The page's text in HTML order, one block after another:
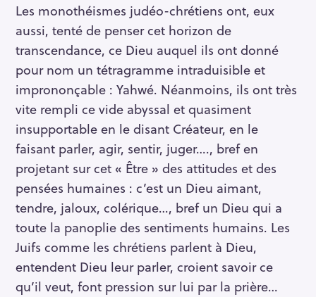
Les monothéismes judéo-chrétiens ont, eux
aussi, tenté de penser cet horizon de
transcendance, ce Dieu auquel ils ont donné
pour nom un tétragramme intraduisible et
imprononçable : Yahwé. Néanmoins, ils ont très
vite rempli ce vide abyssal et quasiment
insupportable en le disant Créateur, en le
faisant parler, agir, sentir, juger…., bref en
projetant sur cet « Être » des attitudes et des
pensées humaines : c’est un Dieu aimant,
tendre, jaloux, colérique…, bref un Dieu qui a
toute la panoplie des sentiments humains. Les
Juifs comme les chrétiens parlent à Dieu,
entendent Dieu leur parler, croient savoir ce
qu’il veut, font pression sur lui par la prière…